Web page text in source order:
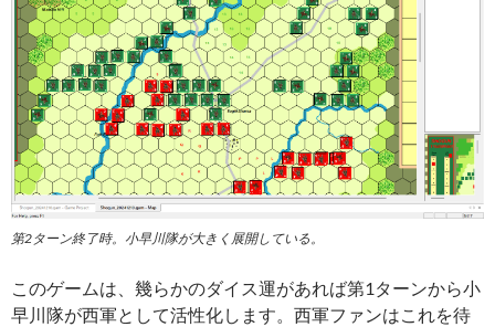
第2ターン終了時。小早川隊が大きく展開している。
このゲームは、幾らかのダイス運があれば第1ターンから小
早川隊が西軍として活性化します。西軍ファンはこれを待